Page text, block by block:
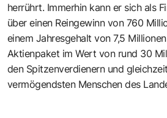
herrührt. Immerhin kann er sich als
über einen Reingewinn von 760
einem Jahresgehalt von 7,5
Aktienpaket im Wert von rund 30
den Spitzenverdienern und
vermögendsten Menschen des